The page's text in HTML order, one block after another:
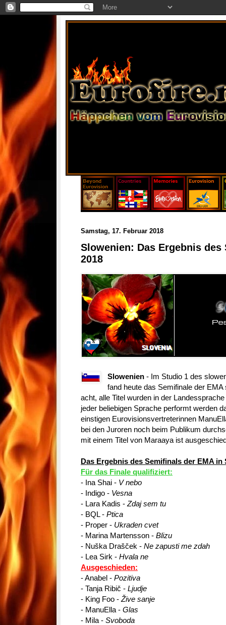
Samstag, 17. Februar 2018
Slowenien: Das Ergebnis des
2018
Slowenien- Im Studio 1 des
fand heute das Semifinale der
acht, alle Titel wurden in der
jeder beliebigen Sprache performt werden
einstigen Eurovisionsvertreterinnen
bei den Juroren noch beim Publikum
mit einem Titel von Maraaya ist
Das Ergebnis des Semifinals der EMA in
Für das Finale qualifiziert:
- Ina Shai - V nebo
- Indigo - Vesna
- Lara Kadis - Zdaj sem tu
- BQL - Ptica
- Proper - Ukraden cvet
- Marina Martensson - Blizu
- Nuška Drašček - Ne zapusti me zdah
- Lea Sirk - Hvala ne
Ausgeschieden:
- Anabel - Pozitiva
- Tanja Ribič - Ljudje
- King Foo - Žive sanje
- ManuElla - Glas
- Mila - Svoboda